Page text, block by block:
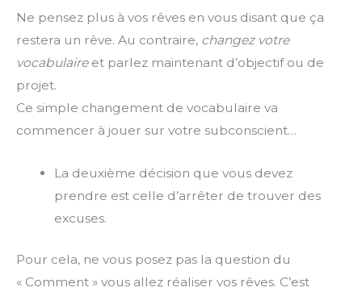
Ne pensez plus à vos rêves en vous disant que ça
restera un rêve. Au contraire, changez votre
vocabulaireet parlez maintenant d’objectif ou de
projet.
Ce simple changement de vocabulaire va
commencer à jouer sur votre subconscient…
La deuxième décision que vous devez
prendre est celle d’arrêter de trouver des
excuses.
Pour cela, ne vous posez pas la question du
« Comment » vous allez réaliser vos rêves. C’est